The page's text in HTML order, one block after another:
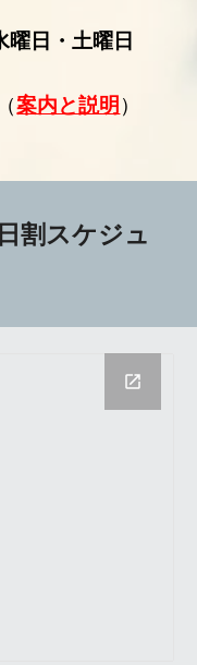
曜日
（案内と説明 ）
割スケジュ